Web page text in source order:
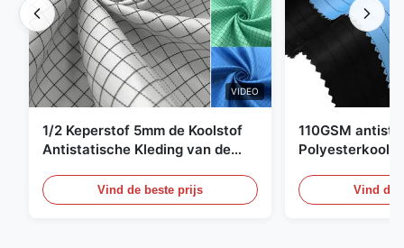
VIDEO
1/2 Keperstof 5mm de Koolstof
Antistatische Kleding van de
Vind de beste prijs
110GSM
Vind de